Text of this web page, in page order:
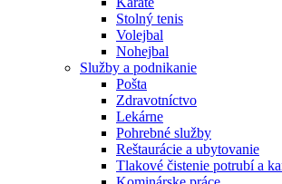
Stolný tenis
Volejbal
Nohejbal
Služby a podnikanie
Pošta
Zdravotníctvo
Lekárne
Pohrebné služby
Reštaurácie a ubytovanie
Tlakové čistenie potrubí a